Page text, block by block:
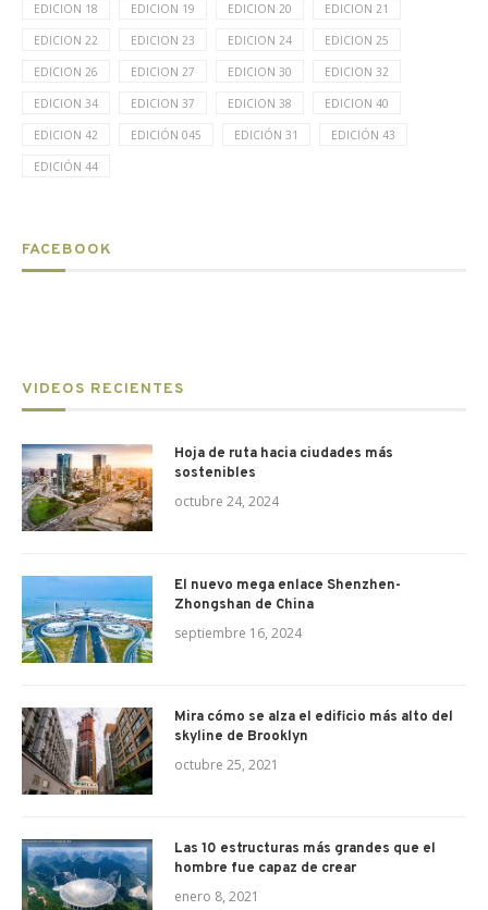
EDICION 18 EDICION 19 EDICION 20 EDICION 21
EDICION 22 EDICION 23 EDICION 24 EDICION 25
EDICION 26 EDICION 27 EDICION 30 EDICION 32
EDICION 34 EDICION 37 EDICION 38 EDICION 40
EDICION 42 EDICIÓN 045 EDICIÓN 31 EDICIÓN 43
EDICIÓN 44
FACEBOOK
VIDEOS RECIENTES
Hoja de ruta hacia ciudades más
sostenibles
octubre 24, 2024
El nuevo mega enlace Shenzhen-
Zhongshan de China
septiembre 16, 2024
Mira cómo se alza el edificio más alto del
skyline de Brooklyn
octubre 25, 2021
Las 10 estructuras más grandes que el
hombre fue capaz de crear
enero 8, 2021